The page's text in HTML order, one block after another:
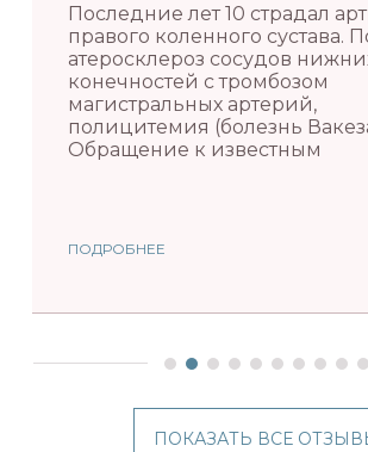
Последние лет 10 страдал
правого коленного сустава.
атеросклероз сосудов
конечностей с тромбозом
магистральных артерий,
полицитемия (болезнь
Обращение к известным
ПОДРОБНЕЕ
ПОКАЗАТЬ ВСЕ